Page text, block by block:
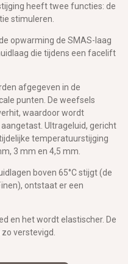
heeft twee functies: de
stimuleren.
opwarming de SMAS-laag
die tijdens een facelift
afgegeven in de
punten. De weefsels
waardoor wordt
Ultrageluid, gericht
temperatuurstijging
3 mm en 4,5 mm.
boven 65°C stijgt (de
ontstaat er een
en het wordt elastischer. De
verstevigd.